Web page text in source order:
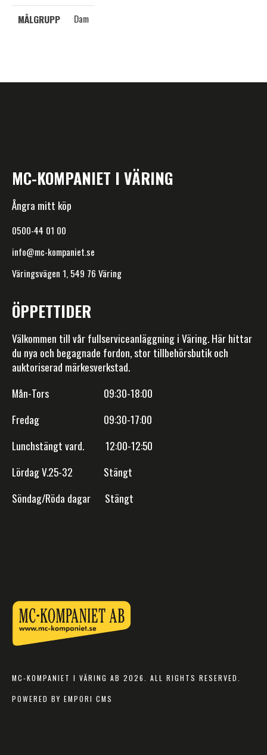
MÅLGRUPP
Dam
MC-KOMPANIET I VÄRING
Ångra mitt köp
0500-44 01 00
info@mc-kompaniet.se
Väringsvägen 1, 549 76 Väring
ÖPPETTIDER
Välkommen till vår fullserviceanläggning i Väring. Här hittar
du nya och begagnade fordon, stor tillbehörsbutik och
auktoriserad märkesverkstad.
Mån-Tors 09:30-18:00
Fredag 09:30-17:00
Lunchstängt vard. 12:00-12:50
Lördag V.25-32 Stängt
Söndag/Röda dagar Stängt
MC-KOMPANIET I VÄRING AB 2026. ALL RIGHTS RESERVED.
POWERED BY EMPORI CMS